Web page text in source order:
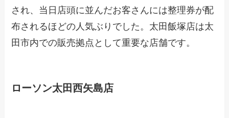
され、当日店頭に並んだお客さんには整理券が配
布されるほどの人気ぶりでした。太田飯塚店は太
田市内での販売拠点として重要な店舗です。
ローソン太田西矢島店